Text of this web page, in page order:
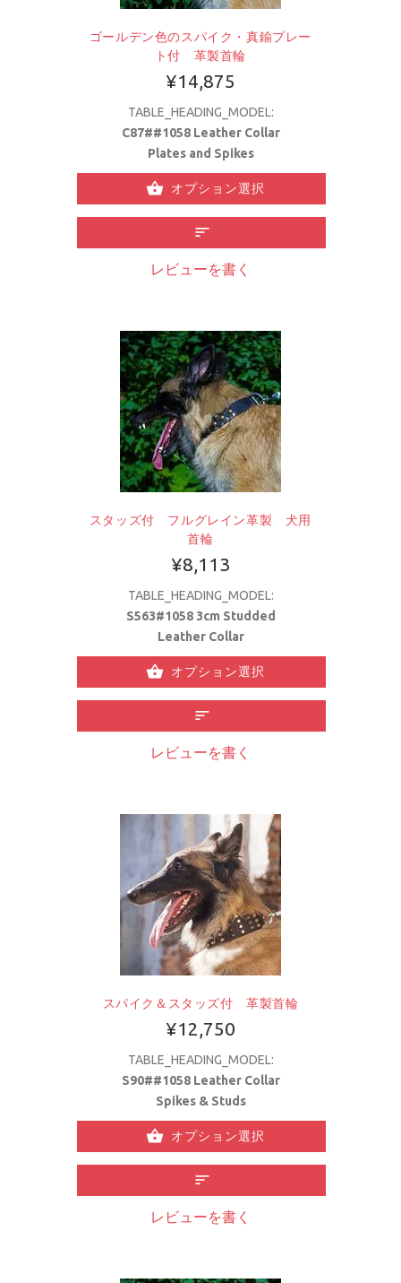
ゴールデン色のスパイク・真鍮プレー
ト付 革製首輪
¥14,875
TABLE_HEADING_MODEL:
C87##1058 Leather Collar
Plates and Spikes
オプション選択
レビューを書く
スタッズ付 フルグレイン革製 犬用
首輪
¥8,113
TABLE_HEADING_MODEL:
S563#1058 3cm Studded
Leather Collar
オプション選択
レビューを書く
スパイク＆スタッズ付 革製首輪
¥12,750
TABLE_HEADING_MODEL:
S90##1058 Leather Collar
Spikes & Studs
オプション選択
レビューを書く